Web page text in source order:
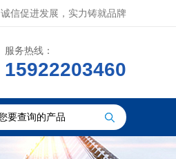
诚信促进发展，实力铸就品牌
服务热线：
15922203460